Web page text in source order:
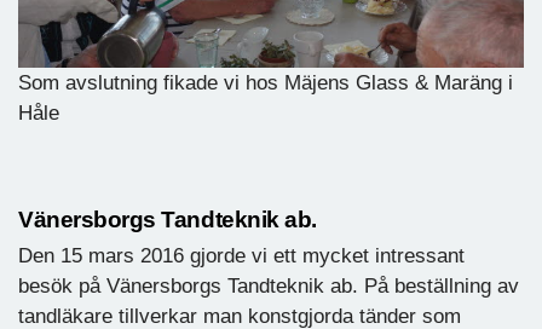
Som avslutning fikade vi hos Mäjens Glass & Maräng i
Håle
Vänersborgs Tandteknik ab.
Den 15 mars 2016 gjorde vi ett mycket intressant
besök på Vänersborgs Tandteknik ab. På beställning av
tandläkare tillverkar man konstgjorda tänder som